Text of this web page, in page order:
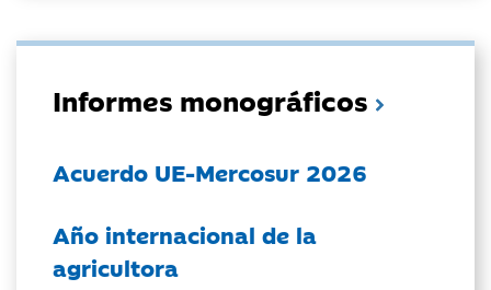
Informes monográficos
Acuerdo UE-Mercosur 2026
Año internacional de la
agricultora